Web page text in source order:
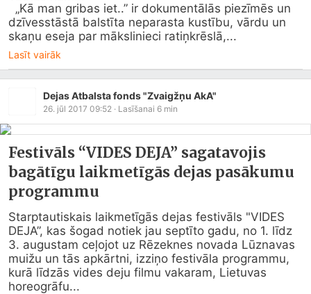
dzīvesstāstā balstīta neparasta kustību, vārdu un
skaņu eseja par mākslinieci ratiņkrēslā,...
Lasīt vairāk
Dejas Atbalsta fonds "Zvaigžņu AkA"
26. jūl 2017 09:52 · Lasīšanai 6 min
Festivāls “VIDES DEJA” sagatavojis
bagātīgu laikmetīgās dejas pasākumu
programmu
Starptautiskais laikmetīgās dejas festivāls "VIDES
DEJA”, kas šogad notiek jau septīto gadu, no 1. līdz
3. augustam ceļojot uz Rēzeknes novada Lūznavas
muižu un tās apkārtni, izziņo festivāla programmu,
kurā līdzās vides deju filmu vakaram, Lietuvas
horeogrāfu...